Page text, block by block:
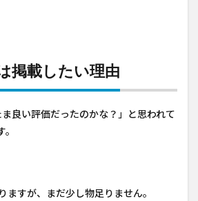
掲載したい理由
良い評価だったのかな？」と思われて
ますが、まだ少し物足りません。